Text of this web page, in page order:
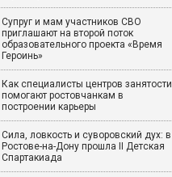
Супруг и мам участников СВО
приглашают на второй поток
образовательного проекта «Время
Героинь»
Как специалисты центров занятости
помогают ростовчанкам в
построении карьеры
Сила, ловкость и суворовский дух: в
Ростове-на-Дону прошла II Детская
Спартакиада